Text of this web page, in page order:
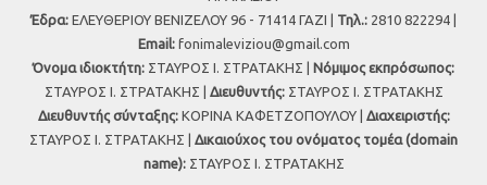
Έδρα: ΕΛΕΥΘΕΡΙΟΥ ΒΕΝΙΖΕΛΟΥ 96 - 71414 ΓΑΖΙ | Τηλ.: 2810 822294 |
Εmail: fonimaleviziou@gmail.com
Όνομα ιδιοκτήτη: ΣΤΑΥΡΟΣ Ι. ΣΤΡΑΤΑΚΗΣ | Νόμιμος εκπρόσωπος:
ΣΤΑΥΡΟΣ Ι. ΣΤΡΑΤΑΚΗΣ | Διευθυντής:ΣΤΑΥΡΟΣ Ι. ΣΤΡΑΤΑΚΗΣ
Διευθυντής σύνταξης:ΚΟΡΙΝΑ ΚΑΦΕΤΖΟΠΟΥΛΟΥ | Διαχειριστής:
ΣΤΑΥΡΟΣ Ι. ΣΤΡΑΤΑΚΗΣ | Δικαιούχος του ονόματος τομέα (domain
name):ΣΤΑΥΡΟΣ Ι. ΣΤΡΑΤΑΚΗΣ